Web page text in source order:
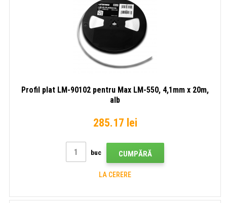
Profil plat LM-90102 pentru Max LM-550, 4,1mm x 20m,
alb
285.17 lei
buc CUMPĂRĂ
LA CERERE